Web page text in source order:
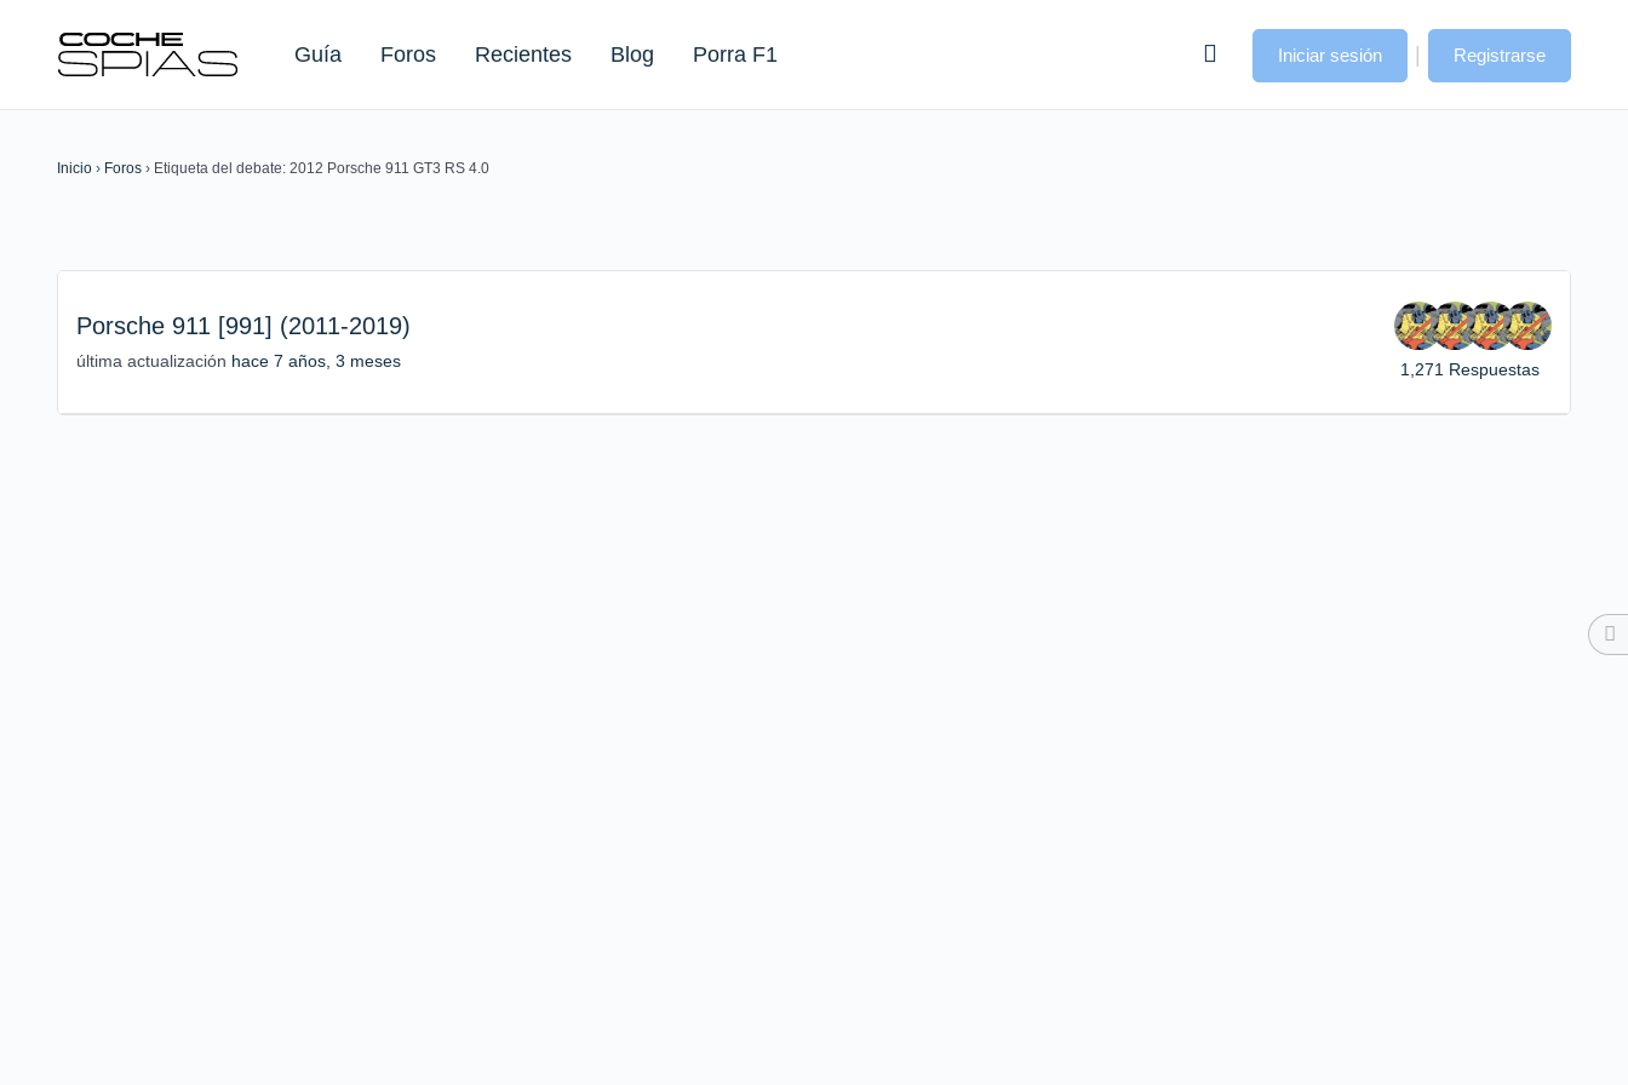
Guía Foros Recientes Blog Porra F1
Buscar:
Iniciar sesión | Registrarse
Inicio › Foros › Etiqueta del debate: 2012 Porsche 911 GT3 RS 4.0
Porsche 911 [991] (2011-2019)
última actualización hace 7 años, 3 meses 1,271 Respuestas